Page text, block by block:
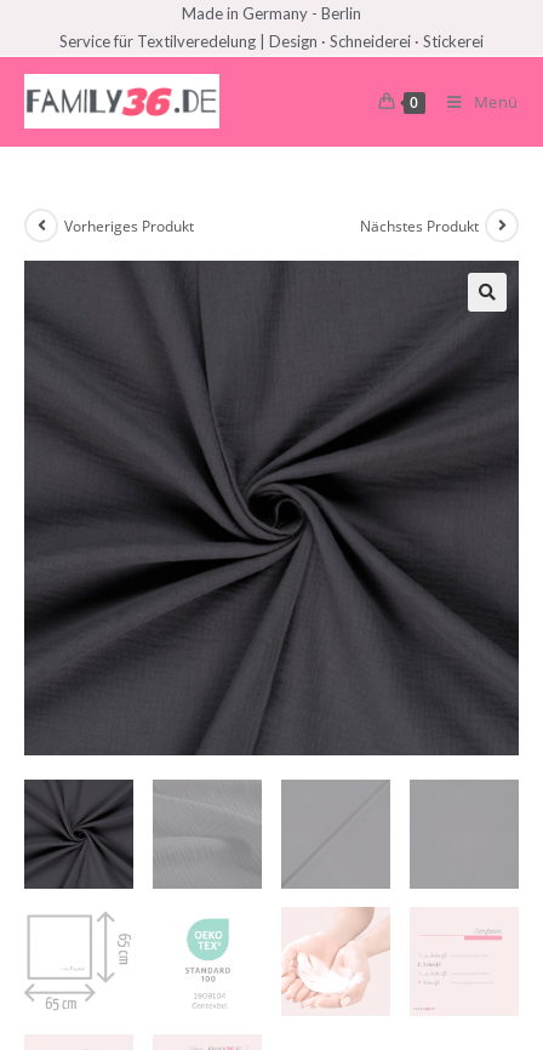
Made in Germany - Berlin
Service für Textilveredelung | Design · Schneiderei · Stickerei
0 Menü
Vorheriges Produkt Nächstes Produkt